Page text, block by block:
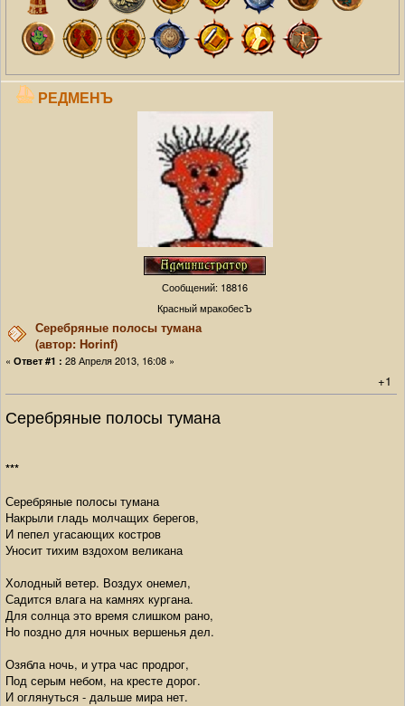
РЕДМЕНЪ
Сообщений: 18816
Красный мракобесЪ
Серебряные полосы тумана
(автор: Horinf)
« Ответ #1 : 28 Апреля 2013, 16:08 »
+1
Серебряные полосы тумана
***
Серебряные полосы тумана
Накрыли гладь молчащих берегов,
И пепел угасающих костров
Уносит тихим вздохом великана
Холодный ветер. Воздух онемел,
Садится влага на камнях кургана.
Для солнца это время слишком рано,
Но поздно для ночных вершенья дел.
Озябла ночь, и утра час продрог,
Под серым небом, на кресте дорог.
И оглянуться - дальше мира нет.